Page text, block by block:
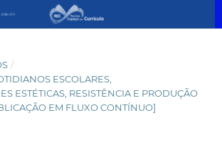
/
ESCOLARES,
ESTÉTICAS, RESISTÊNCIA E PRODUÇÃO
EM FLUXO CONTÍNUO]